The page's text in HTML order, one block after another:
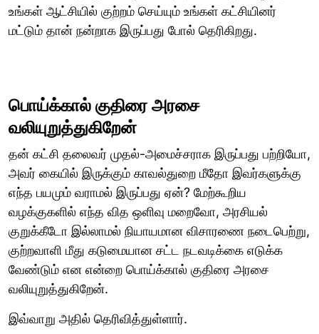
உங்கள் ஆட்சியில் குற்றம் செய்யும் உங்கள் கட்சியினர்
மட்டும் தான் நன்றாக இருப்பது போல் தெரிகிறது.
பொய்க்கால் குதிரை அரசை
வலியுறுத்துகிறேன்
தன் கட்சி தலைவர் முதல்-அமைச்சராக இருப்பது பற்றியோ,
அவர் கையில் இருக்கும் காவல்துறை மீதோ இவர்களுக்கு
எந்த பயமும் வராமல் இருப்பது ஏன்? மேற்கூறிய
வழக்குகளில் எந்த வித ஒளிவு மறைவோ, அரசியல்
குறுக்கீடோ இல்லாமல் நியாயமான விசாரணை நடைபெற்று,
குற்றவாளி மீது கடுமையான சட்ட நடவடிக்கை எடுக்க
வேண்டும் என என்றை பொய்க்கால் குதிரை அரசை
வலியுறுத்துகிறேன்.
இவ்வாறு அதில் தெரிவித்துள்ளார்.